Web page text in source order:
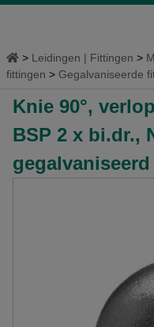
Leidingen | Fittingen
fittingen
Gegalvaniseerde
Knie 90°,
BSP 2 x bi.dr.,
gegalvaniseerd